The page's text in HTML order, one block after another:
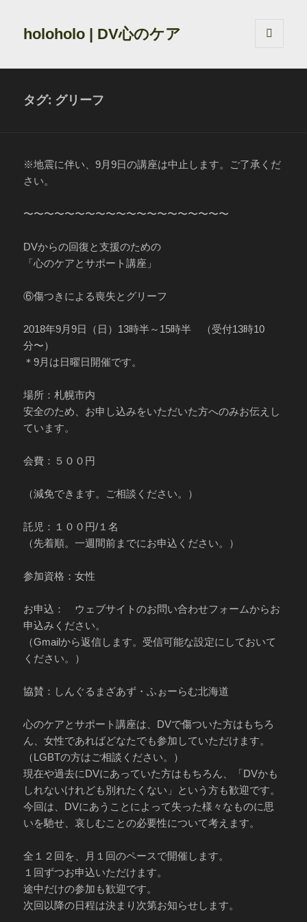
holoholo | DV心のケア
ーとウ
タグ: グリーフ
※地震に伴い、9月9日の講座は中止します。ご了承くだ
さい。
〜〜〜〜〜〜〜〜〜〜〜〜〜〜〜〜〜〜〜〜
DVからの回復と支援のための
「心のケアとサポート講座」
⑥傷つきによる喪失とグリーフ
2018年9月9日（日）13時半～15時半 （受付13時10
分〜）
＊9月は日曜日開催です。
場所：札幌市内
安全のため、お申し込みをいただいた方へのみお伝えし
ています。
会費：５００円
（減免できます。ご相談ください。）
託児：１００円/１名
（先着順。一週間前までにお申込ください。）
参加資格：女性
お申込： ウェブサイトのお問い合わせフォームからお
申込みください。
（Gmailから返信します。受信可能な設定にしておいて
ください。）
協賛：しんぐるまざあず・ふぉーらむ北海道
心のケアとサポート講座は、DVで傷ついた方はもちろ
ん、女性であればどなたでも参加していただけます。
（LGBTの方はご相談ください。）
現在や過去にDVにあっていた方はもちろん、「DVかも
しれないけれども別れたくない」という方も歓迎です。
今回は、DVにあうことによって失った様々なものに思
いを馳せ、哀しむことの必要性について考えます。
全１２回を、月１回のペースで開催します。
１回ずつお申込いただけます。
途中だけの参加も歓迎です。
次回以降の日程は決まり次第お知らせします。